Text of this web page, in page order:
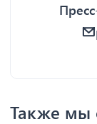
Также мы